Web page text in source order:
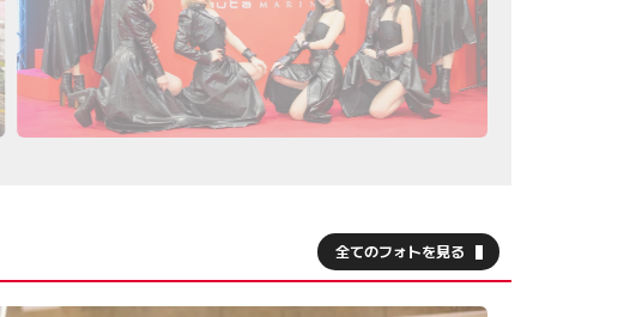
全てのフォトを見る